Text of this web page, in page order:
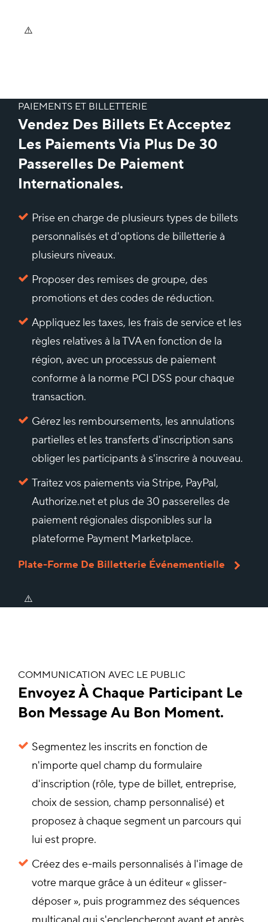
PAIEMENTS ET BILLETTERIE
Vendez Des Billets Et Acceptez
Les Paiements Via Plus De 30
Passerelles De Paiement
Internationales.
Prise en charge de plusieurs types de billets
personnalisés et d'options de billetterie à
plusieurs niveaux.
Proposer des remises de groupe, des
promotions et des codes de réduction.
Appliquez les taxes, les frais de service et les
règles relatives à la TVA en fonction de la
région, avec un processus de paiement
conforme à la norme PCI DSS pour chaque
transaction.
Gérez les remboursements, les annulations
partielles et les transferts d'inscription sans
obliger les participants à s'inscrire à nouveau.
Traitez vos paiements via Stripe, PayPal,
Authorize.net et plus de 30 passerelles de
paiement régionales disponibles sur la
plateforme Payment Marketplace.
Plate-Forme De Billetterie Événementielle
COMMUNICATION AVEC LE PUBLIC
Envoyez À Chaque Participant Le
Bon Message Au Bon Moment.
Segmentez les inscrits en fonction de
n'importe quel champ du formulaire
d'inscription (rôle, type de billet, entreprise,
choix de session, champ personnalisé) et
proposez à chaque segment un parcours qui
lui est propre.
Créez des e-mails personnalisés à l'image de
votre marque grâce à un éditeur « glisser-
déposer », puis programmez des séquences